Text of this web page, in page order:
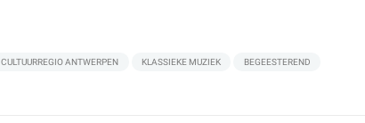
CULTUURREGIO ANTWERPEN KLASSIEKE MUZIEK BEGEESTEREND